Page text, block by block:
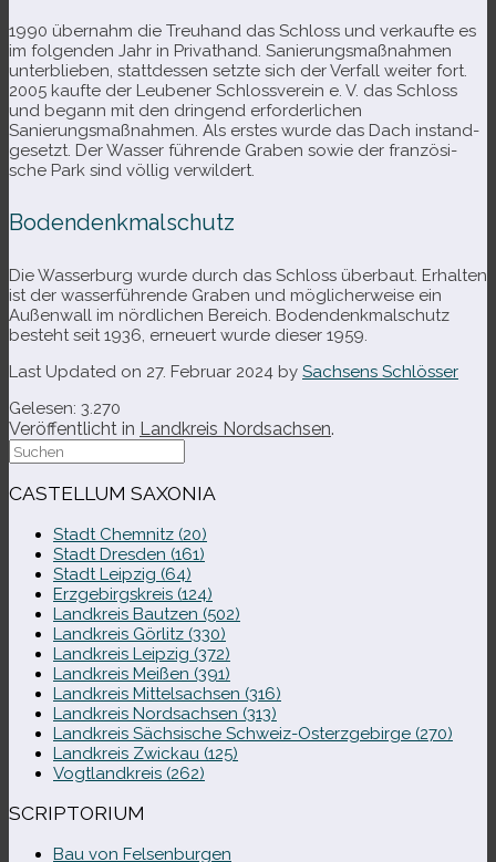
1990 über­nahm die Treuhand das Schloss und ver­kaufte es
im fol­gen­den Jahr in Privathand. Sanierungsmaßnahmen
unter­blie­ben, statt­des­sen setzte sich der Verfall wei­ter fort.
2005 kaufte der Leubener Schlossverein e. V. das Schloss
und begann mit den drin­gend erfor­der­li­chen
Sanierungsmaßnahmen. Als ers­tes wurde das Dach instand­
ge­setzt. Der Wasser füh­rende Graben sowie der fran­zö­si­
sche Park sind völ­lig verwildert.
Bodendenkmalschutz
Die Wasserburg wurde durch das Schloss über­baut. Erhalten
ist der was­ser­füh­rende Graben und mög­li­cher­weise ein
Außenwall im nörd­li­chen Bereich. Bodendenkmalschutz
besteht seit 1936, erneu­ert wurde die­ser 1959.
Last Updated on 27. Februar 2024 by Sachsens Schlösser
Gelesen: 3.270
Veröffentlicht in Landkreis Nordsachsen.
Suche
nach:
CASTELLUM SAXONIA
Stadt Chemnitz (20)
Stadt Dresden (161)
Stadt Leipzig (64)
Erzgebirgskreis (124)
Landkreis Bautzen (502)
Landkreis Görlitz (330)
Landkreis Leipzig (372)
Landkreis Meißen (391)
Landkreis Mittelsachsen (316)
Landkreis Nordsachsen (313)
Landkreis Sächsische Schweiz-​Osterzgebirge (270)
Landkreis Zwickau (125)
Vogtlandkreis (262)
SCRIPTORIUM
Bau von Felsenburgen